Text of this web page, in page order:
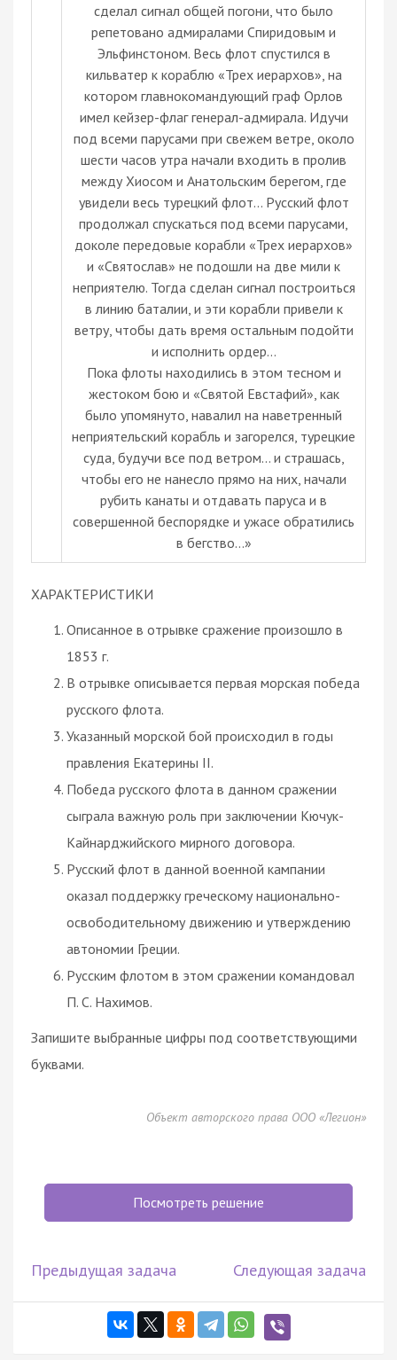
сделал сигнал общей погони, что было
репетовано адмиралами Спиридовым и
Эльфинстоном. Весь флот спустился в
кильватер к кораблю «Трех иерархов», на
котором главнокомандующий граф Орлов
имел кейзер-флаг генерал-адмирала. Идучи
под всеми парусами при свежем ветре, около
шести часов утра начали входить в пролив
между Хиосом и Анатольским берегом, где
увидели весь турецкий флот... Русский флот
продолжал спускаться под всеми парусами,
доколе передовые корабли «Трех иерархов»
и «Святослав» не подошли на две мили к
неприятелю. Тогда сделан сигнал построиться
в линию баталии, и эти корабли привели к
ветру, чтобы дать время остальным подойти
и исполнить ордер…
Пока флоты находились в этом тесном и
жестоком бою и «Святой Евстафий», как
было упомянуто, навалил на наветренный
неприятельский корабль и загорелся, турецкие
суда, будучи все под ветром... и страшась,
чтобы его не нанесло прямо на них, начали
рубить канаты и отдавать паруса и в
совершенной беспорядке и ужасе обратились
в бегство…»
ХАРАКТЕРИСТИКИ
Описанное в отрывке сражение произошло в
1853 г.
В отрывке описывается первая морская победа
русского флота.
Указанный морской бой происходил в годы
правления Екатерины II.
Победа русского флота в данном сражении
сыграла важную роль при заключении Кючук-
Кайнарджийского мирного договора.
Русский флот в данной военной кампании
оказал поддержку греческому национально-
освободительному движению и утверждению
автономии Греции.
Русским флотом в этом сражении командовал
П. С. Нахимов.
Запишите выбранные цифры под соответствующими
буквами.
Объект авторского права ООО «Легион»
Посмотреть решение
Предыдущая задача Следующая задача